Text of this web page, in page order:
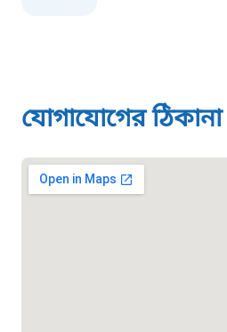
মাদকদ্রব্য নিয়ন্ত্রণ হটলাইন
১৬১১৩
জরুরী অভ্যন্তরীণ নৌ-
যোগাযোগের ঠিকানা